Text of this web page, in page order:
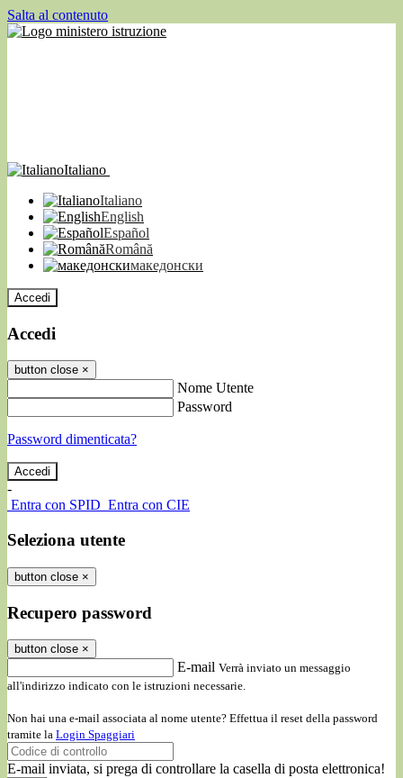
Salta al contenuto
Italiano
Italiano
English
Español
Română
македонски
Accedi
Accedi
button close ×
Nome Utente
Password
Password dimenticata?
-
Entra con SPID Entra con CIE
Seleziona utente
button close ×
Recupero password
button close ×
E-mail Verrà inviato un messaggio
all'indirizzo indicato con le istruzioni necessarie.
Non hai una e-mail associata al nome utente? Effettua il reset della password
tramite la Login Spaggiari
E-mail inviata, si prega di controllare la casella di posta elettronica!